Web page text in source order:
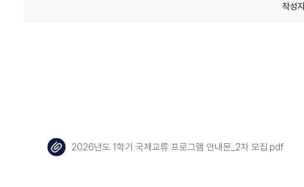
작성
2026년도 1학기 국제교류 프로그램 안내문_2차 모집.pdf